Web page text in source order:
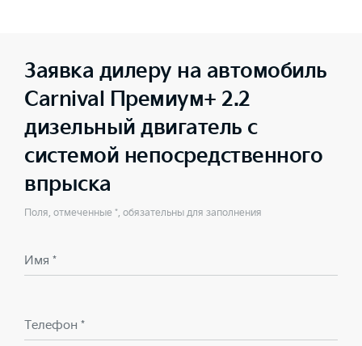
Заявка дилеру на автомобиль
Carnival Премиум+ 2.2
дизельный двигатель с
системой непосредственного
впрыска
Поля, отмеченные *, обязательны для заполнения
Имя *
Телефон *